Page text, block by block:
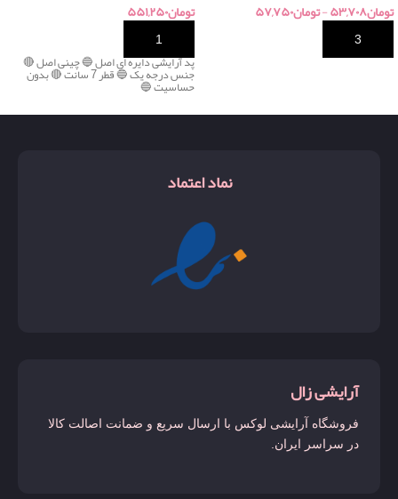
تومان۵۳,۷۰۸-تومان۵۷,۷۵۰
تومان۵۵۱,۲۵۰
خرید
پد آرایشی دایره ای اصل 🔵 چینی اصل 🔴
جنس درجه یک 🔵 قطر 7 سانت 🔴 بدون
حساسیت 🔵
نماد اعتماد
آرایشی زال
فروشگاه آرایشی لوکس با ارسال سریع و ضمانت اصالت کالا
در سراسر ایران.